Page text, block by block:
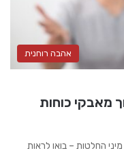
אהבה רוחנית
מאבקי כוחות
מיני החלטות – בואו לראות